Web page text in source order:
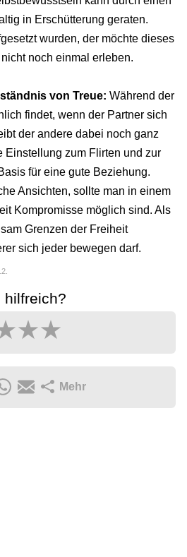
in Erschütterung geraten.
wurden, der möchte dieses
noch einmal erleben.
von Treue: Während der
findet, wenn der Partner sich
der andere dabei noch ganz
Einstellung zum Flirten und zur
für eine gute Beziehung.
Ansichten, sollte man in einem
Kompromisse möglich sind. Als
Grenzen der Freiheit
sich jeder bewegen darf.
hilfreich?
Mehr